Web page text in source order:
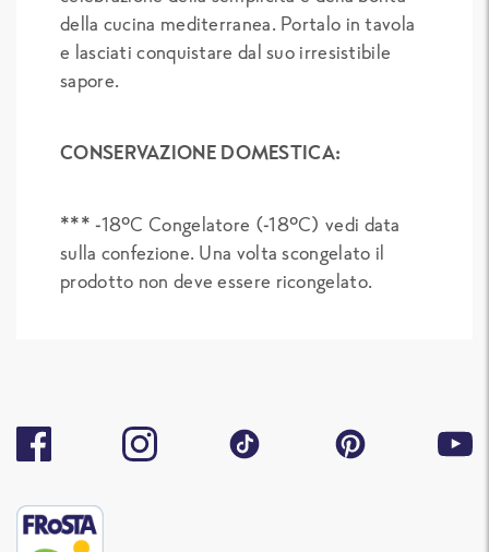
della cucina mediterranea. Portalo in tavola
e lasciati conquistare dal suo irresistibile
sapore.
CONSERVAZIONE DOMESTICA:
*** -18°C Congelatore (-18°C) vedi data
sulla confezione. Una volta scongelato il
prodotto non deve essere ricongelato.